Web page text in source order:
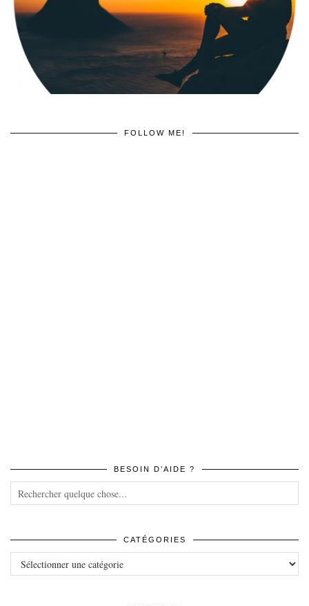
FOLLOW ME!
BESOIN D’AIDE ?
CATÉGORIES
Catégories